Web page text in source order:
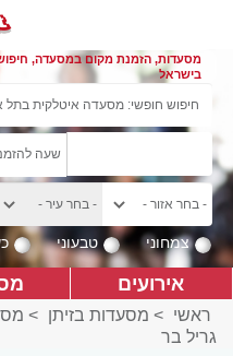
מסעדות, הזמנת מקום במסעדה,
בישראל
צמחוני טבעוני
אירועים
ראשי > מסעדות בזיתן >
גריל בר